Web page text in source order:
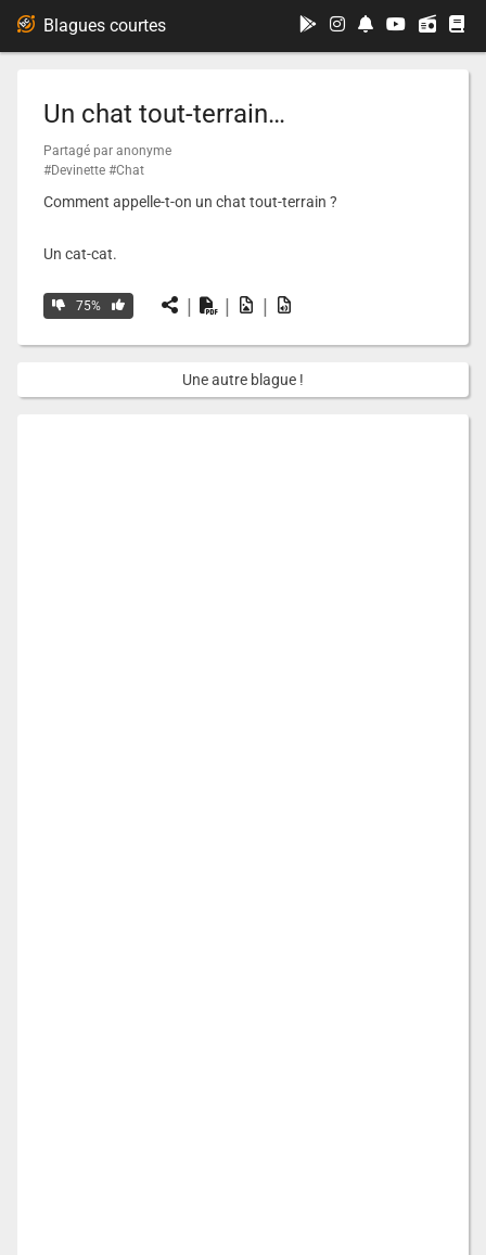
Un chat tout-terrain…
Partagé par anonyme
#Devinette #Chat
Comment appelle-t-on un chat tout-terrain ?
Un cat-cat.
75% | | |
Une autre blague !
Blagues courtes